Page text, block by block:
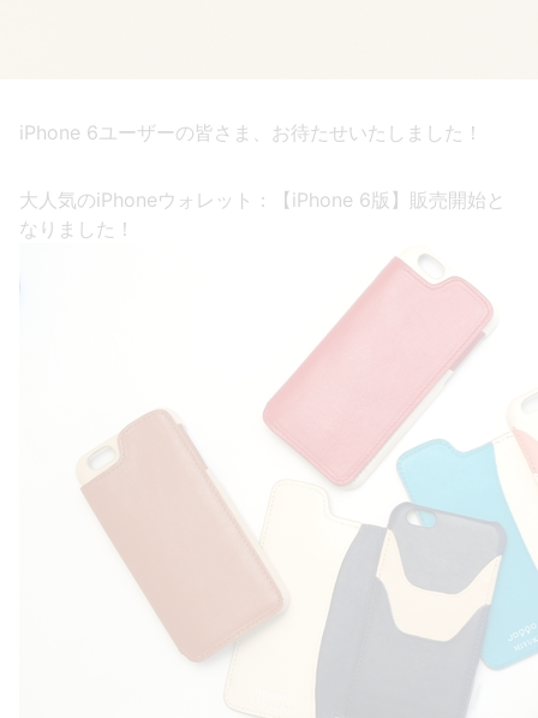
iPhone 6ユーザーの皆さま、お待たせいたしました！
大人気のiPhoneウォレット：【iPhone 6版】販売開始と
なりました！